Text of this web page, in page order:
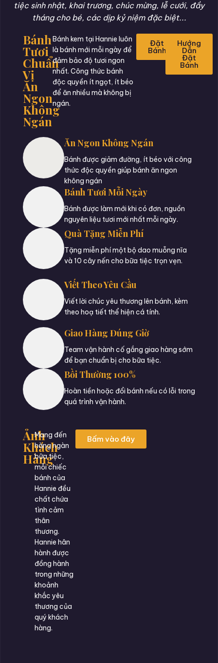
tiệc sinh nhật, khai trương, chúc mừng, lễ cưới, đầy
tháng cho bé, các dịp kỷ niệm đặc biệt...
Bánh
Tươi
Chuẩn
Vị
Ăn
Ngon
Không
Ngán
Bánh kem tại Hannie luôn
là bánh mới mỗi ngày để
đảm bảo độ tươi ngon
nhất. Công thức bánh
độc quyền ít ngọt, ít béo
để ăn nhiều mà không bị
ngán.
Đặt
Bánh
Hướng
Dẫn
Đặt
Bánh
Ăn Ngon Không Ngán
Bánh được giảm đường, ít béo với công
thức độc quyền giúp bánh ăn ngon
không ngán
Bánh Tươi Mỗi Ngày
Bánh được làm mới khi có đơn, nguồn
nguyên liệu tươi mới nhất mỗi ngày.
Quà Tặng Miễn Phí
Tặng miễn phí một bộ dao muỗng nĩa
và 10 cây nến cho bữa tiệc trọn vẹn.
Viết Theo Yêu Cầu
Viết lời chúc yêu thương lên bánh, kèm
theo hoạ tiết thể hiện cá tính.
Giao Hàng Đúng Giờ
Team vận hành cố gắng giao hàng sớm
để bạn chuẩn bị cho bữa tiệc.
Bồi Thường 100%
Hoàn tiền hoặc đổi bánh nếu có lỗi trong
quá trình vận hành.
Ảnh
Khách
Hàng
Mang đến
hàng ngàn
bữa tiệc,
mỗi chiếc
bánh của
Hannie đều
chất chứa
tình cảm
thân
thương.
Hannie hân
hành được
đồng hành
trong những
khoảnh
khắc yêu
thương của
quý khách
hàng.
Bấm vào đây